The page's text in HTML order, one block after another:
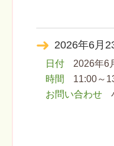
2026年6月
日付
2026年6
時間
11:00～
お問い合わせ